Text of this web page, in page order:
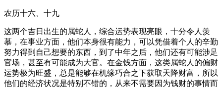
农历十六、十九
这两个吉日出生的属蛇人，综合运势表现亮眼，十分令人羡
慕，在事业方面，他们本身很有能力，可以凭借着个人的辛勤
努力得到自己想要的东西，到了中年之后，他们还有可能涉足
官场，甚至有可能成为大官。在金钱方面，这类属蛇人的偏财
运势极为旺盛，总是能够在机缘巧合之下获取天降财富，所以
他们的经济状况是特别不错的，从来不需要因为钱财的事情而